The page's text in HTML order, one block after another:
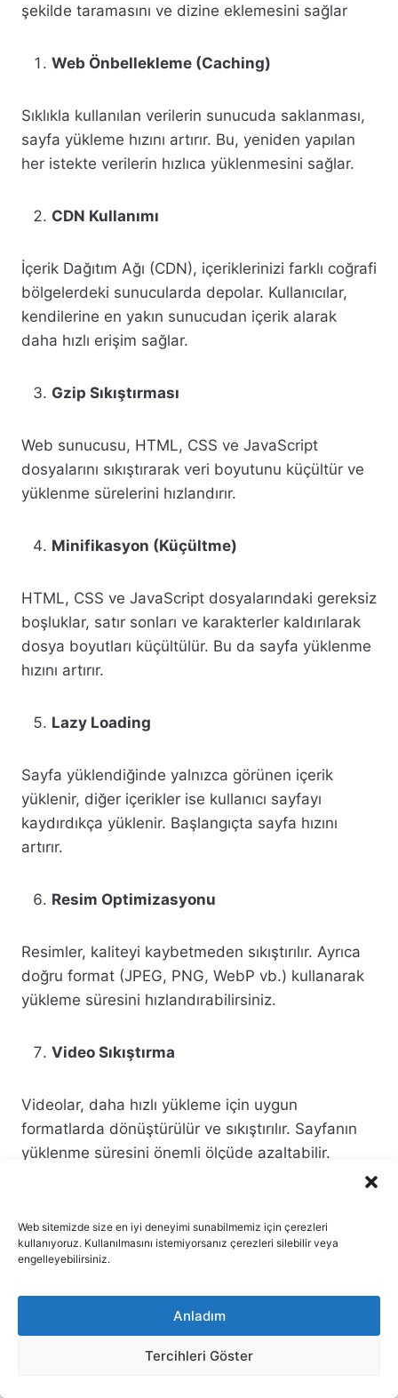
Web sitemizde size en iyi deneyimi sunabilmemiz için çerezleri
kullanıyoruz. Kullanılmasını istemiyorsanız çerezleri silebilir veya
engelleyebilirsiniz.
Anladım
Tercihleri Göster
şekilde taramasını ve dizine eklemesini sağlar
Web Önbellekleme (Caching)
Sıklıkla kullanılan verilerin sunucuda saklanması,
sayfa yükleme hızını artırır. Bu, yeniden yapılan
her istekte verilerin hızlıca yüklenmesini sağlar.
CDN Kullanımı
İçerik Dağıtım Ağı (CDN), içeriklerinizi farklı coğrafi
bölgelerdeki sunucularda depolar. Kullanıcılar,
kendilerine en yakın sunucudan içerik alarak
daha hızlı erişim sağlar.
Gzip Sıkıştırması
Web sunucusu, HTML, CSS ve JavaScript
dosyalarını sıkıştırarak veri boyutunu küçültür ve
yüklenme sürelerini hızlandırır.
Minifikasyon (Küçültme)
HTML, CSS ve JavaScript dosyalarındaki gereksiz
boşluklar, satır sonları ve karakterler kaldırılarak
dosya boyutları küçültülür. Bu da sayfa yüklenme
hızını artırır.
Lazy Loading
Sayfa yüklendiğinde yalnızca görünen içerik
yüklenir, diğer içerikler ise kullanıcı sayfayı
kaydırdıkça yüklenir. Başlangıçta sayfa hızını
artırır.
Resim Optimizasyonu
Resimler, kaliteyi kaybetmeden sıkıştırılır. Ayrıca
doğru format (JPEG, PNG, WebP vb.) kullanarak
yükleme süresini hızlandırabilirsiniz.
Video Sıkıştırma
Videolar, daha hızlı yükleme için uygun
formatlarda dönüştürülür ve sıkıştırılır. Sayfanın
yüklenme süresini önemli ölçüde azaltabilir.
Teknik SEO Yaparken Dikkat
Etmeniz Gerekenler
Teknik SEO kavramı ve iyileştirmelerini en ince
detayına kadar anladıktan sonra dikkat etmeniz
gereken konulara geçebilirsiniz.